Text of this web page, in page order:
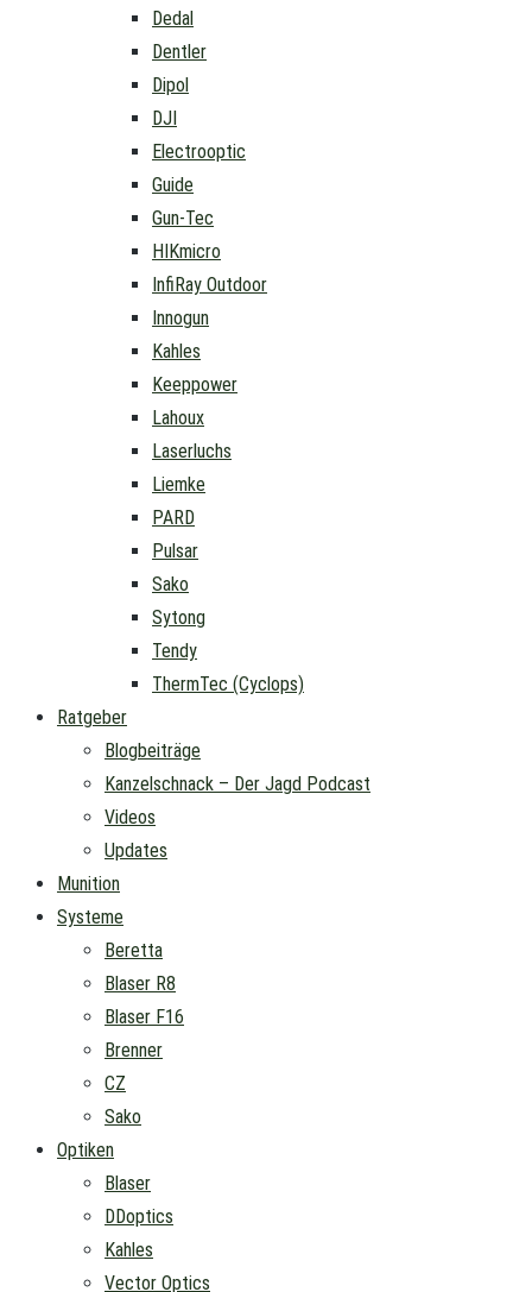
Dedal
Dentler
Dipol
DJI
Electrooptic
Guide
Gun-Tec
HIKmicro
InfiRay Outdoor
Innogun
Kahles
Keeppower
Lahoux
Laserluchs
Liemke
PARD
Pulsar
Sako
Sytong
Tendy
ThermTec (Cyclops)
Ratgeber
Blogbeiträge
Kanzelschnack – Der Jagd Podcast
Videos
Updates
Munition
Systeme
Beretta
Blaser R8
Blaser F16
Brenner
CZ
Sako
Optiken
Blaser
DDoptics
Kahles
Vector Optics